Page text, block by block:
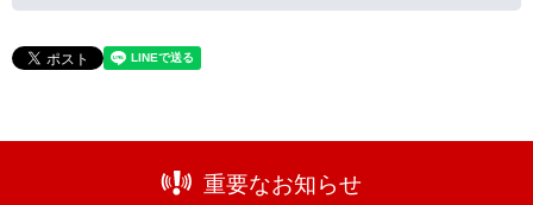
重要なお知らせ